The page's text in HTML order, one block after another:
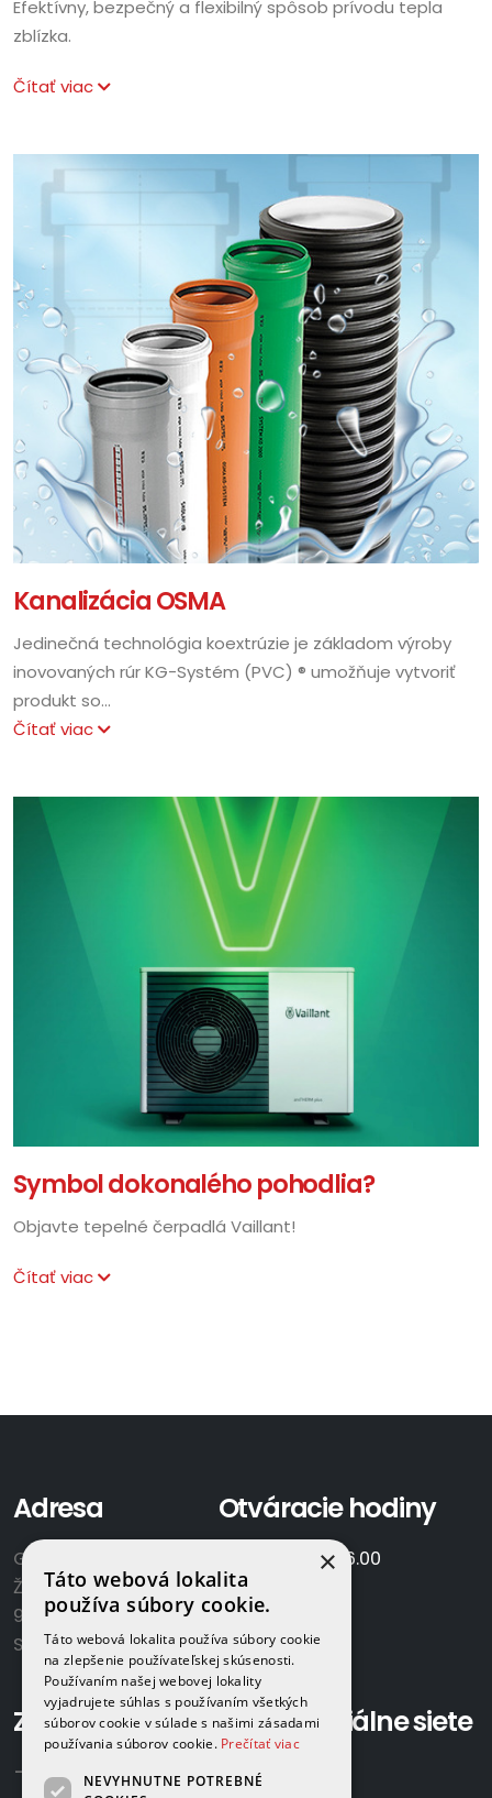
Efektívny, bezpečný a flexibilný spôsob prívodu tepla
zblízka.
Čítať viac
Kanalizácia OSMA
Jedinečná technológia koextrúzie je základom výroby
inovovaných rúr KG-Systém (PVC) ® umožňuje vytvoriť
produkt so...
Čítať viac
Symbol dokonalého pohodlia?
Objavte tepelné čerpadlá Vaillant!
Čítať viac
Adresa
GAMAPLYN s.r.o.
Železničná 570/8
922 02 Krakovany
Slovensko
Otváracie hodiny
7.00 - 16.00
So:
Zavolajte nám:
+421 918 524 702
Sociálne siete
×
Táto webová lokalita
používa súbory cookie.
Táto webová lokalita používa súbory cookie
na zlepšenie používateľskej skúsenosti.
Používaním našej webovej lokality
vyjadrujete súhlas s používaním všetkých
súborov cookie v súlade s našimi zásadami
používania súborov cookie. Prečítať viac
NEVYHNUTNE POTREBNÉ